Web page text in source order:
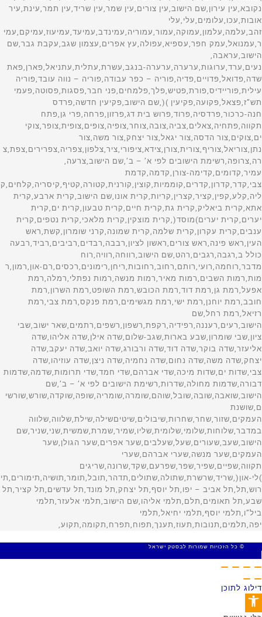
© כל הזכויות שמורות לבסטק ישראל
דילוג לתוכן
פתח סרגל נגישות